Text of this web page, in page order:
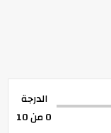
الدرجة
0من 10